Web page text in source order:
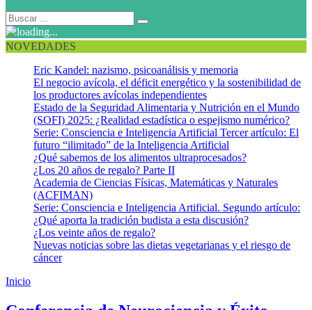
NOVEDADES
Eric Kandel: nazismo, psicoanálisis y memoria
El negocio avícola, el déficit energético y la sostenibilidad de
los productores avícolas independientes
Estado de la Seguridad Alimentaria y Nutrición en el Mundo
(SOFI) 2025: ¿Realidad estadística o espejismo numérico?
Serie: Consciencia e Inteligencia Artificial Tercer artículo: El
futuro “ilimitado” de la Inteligencia Artificial
¿Qué sabemos de los alimentos ultraprocesados?
¿Los 20 años de regalo? Parte II
Academia de Ciencias Físicas, Matemáticas y Naturales
(ACFIMAN)
Serie: Consciencia e Inteligencia Artificial. Segundo artículo:
¿Qué aporta la tradición budista a esta discusión?
¿Los veinte años de regalo?
Nuevas noticias sobre las dietas vegetarianas y el riesgo de
cáncer
Inicio